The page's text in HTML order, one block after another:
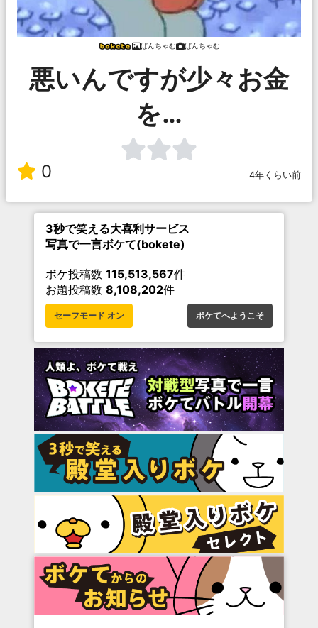
ぱんちゃむ ぱんちゃむ
悪いんですが少々お金
を…
0 4年くらい前
3秒で笑える大喜利サービス
写真で一言ボケて(bokete)
ボケ投稿数 115,513,567件
お題投稿数 8,108,202件
セーフモード オン ボケてへようこそ